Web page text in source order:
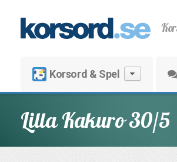
Korsord & Spel
Lilla Kakuro 30/5